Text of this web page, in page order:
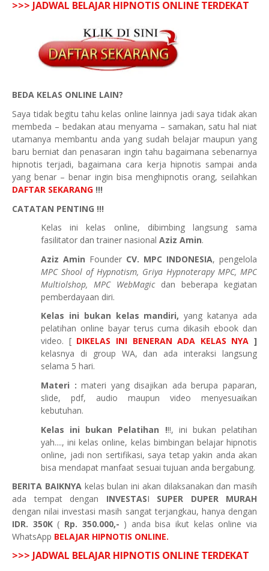
>>> JADWAL BELAJAR HIPNOTIS ONLINE TERDEKAT
BEDA KELAS ONLINE LAIN?
Saya tidak begitu tahu kelas online lainnya jadi saya tidak akan
membeda – bedakan atau menyama – samakan, satu hal niat
utamanya membantu anda yang sudah belajar maupun yang
baru berniat dan penasaran ingin tahu bagaimana sebenarnya
hipnotis terjadi, bagaimana cara kerja hipnotis sampai anda
yang benar – benar ingin bisa menghipnotis orang, seilahkan
DAFTAR SEKARANG !!!
CATATAN PENTING !!!
Kelas ini kelas online, dibimbing langsung sama
fasilitator dan trainer nasional Aziz Amin.
Aziz Amin Founder CV. MPC INDONESIA, pengelola
MPC Shool of Hypnotism, Griya Hypnoterapy MPC, MPC
Multiolshop, MPC WebMagicdan beberapa kegiatan
pemberdayaan diri.
Kelas ini bukan kelas mandiri,yang katanya ada
pelatihan online bayar terus cuma dikasih ebook dan
video. [ DIKELAS INI BENERAN ADA KELAS NYA ]
kelasnya di group WA, dan ada interaksi langsung
selama 5 hari.
Materi :materi yang disajikan ada berupa paparan,
slide, pdf, audio maupun video menyesuaikan
kebutuhan.
Kelas ini bukan Pelatihan !!!, ini bukan pelatihan
yah...., ini kelas online, kelas bimbingan belajar hipnotis
online, jadi non sertifikasi, saya tetap yakin anda akan
bisa mendapat manfaat sesuai tujuan anda bergabung.
BERITA BAIKNYAkelas bulan ini akan dilaksanakan dan masih
ada tempat dengan INVESTASI SUPER DUPER MURAH
dengan nilai investasi masih sangat terjangkau, hanya dengan
IDR. 350K( Rp. 350.000,- ) anda bisa ikut kelas online via
WhatsApp BELAJAR HIPNOTIS ONLINE.
>>> JADWAL BELAJAR HIPNOTIS ONLINE TERDEKAT